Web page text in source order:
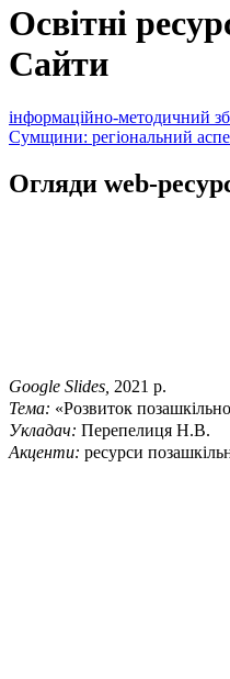
Освітні
Сайти
інформаційно-методичний
Сумщини: регіональний
Огляди web-
Google Slides, 2021 р.
Тема: «Розвиток
Укладач: Перепелиця Н.В.
Акценти: ресурси